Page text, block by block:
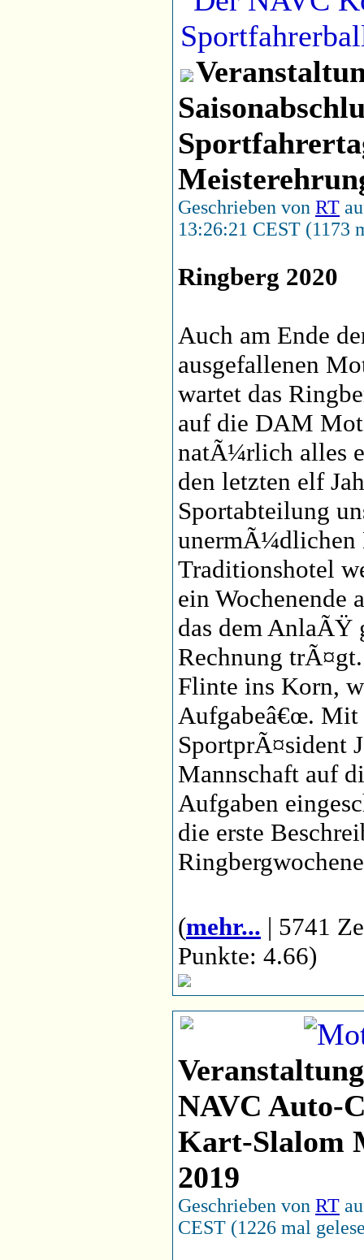
Geschrieben von RT
13:26:21 CEST (1173
Ringberg 2020
Auch am Ende
ausgefallenen
wartet das
auf die DAM
natÃ¼rlich alles
den letzten elf
Sportabteilung
unermÃ¼dlichen
Traditionshotel
ein Wochenende
das dem AnlaÃŸ
Rechnung
Flinte ins Korn,
Aufgabeâ€œ. Mit
SportprÃ¤sident
Mannschaft auf
Aufgaben
die erste
(mehr... | 5741
Punkte: 4.66)
NAVC Auto-
Kart-Slalom
2019
Geschrieben von RT
CEST (1226 mal